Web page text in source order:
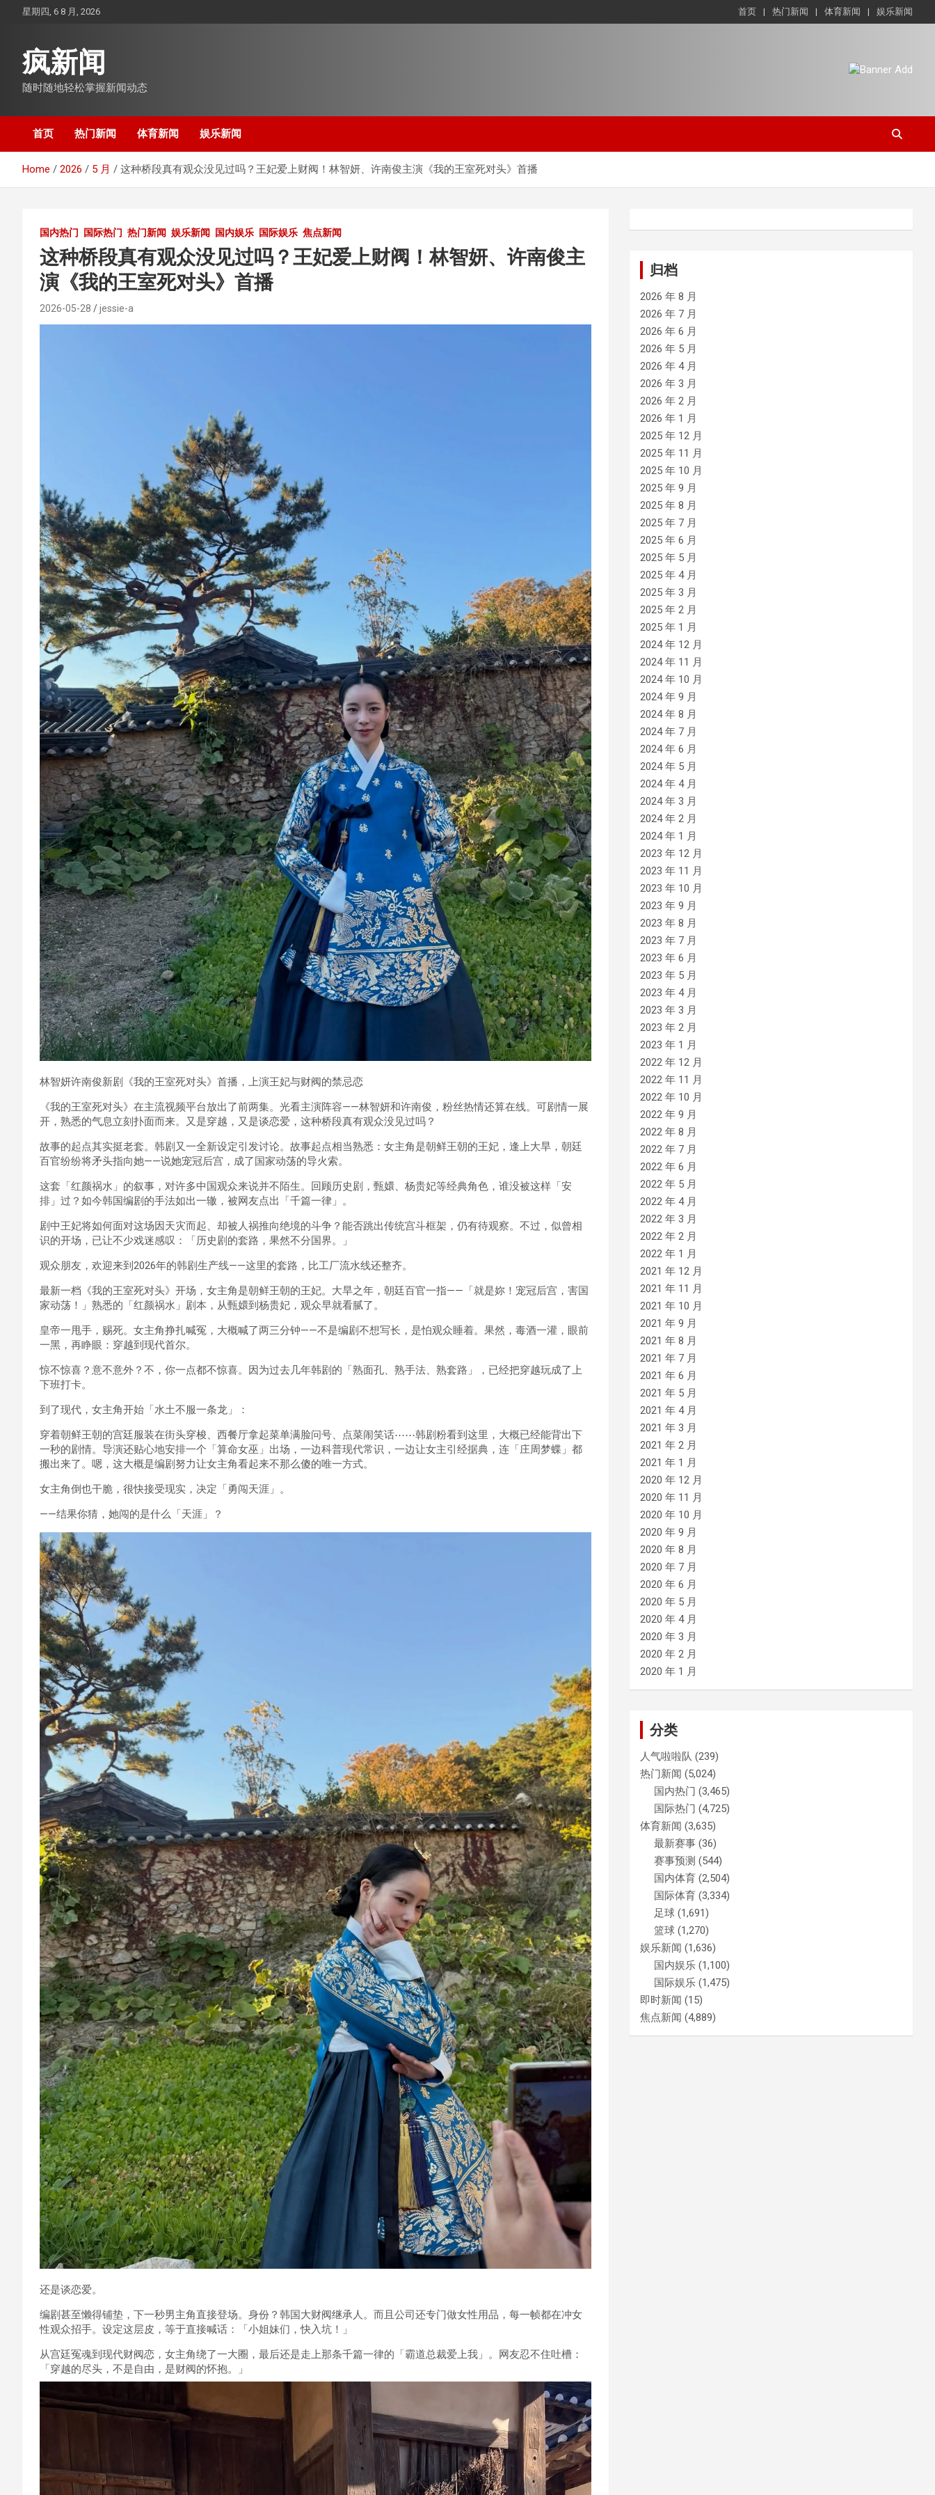
星期四, 6 8 月, 2026 首页 热门新闻 体育新闻 娱乐新闻
疯新闻
随时随地轻松掌握新闻动态
首页 热门新闻 体育新闻 娱乐新闻
Home 2026 5 月 这种桥段真有观众没见过吗？王妃爱上财阀！林智妍、许南俊主演《我的王室死对头》首播
国内热门 国际热门 热门新闻 娱乐新闻 国内娱乐 国际娱乐 焦点新闻
这种桥段真有观众没见过吗？王妃爱上财阀！林智妍、许南俊主
演《我的王室死对头》首播
2026-05-28 jessie-a
林智妍许南俊新剧《我的王室死对头》首播，上演王妃与财阀的禁忌恋
《我的王室死对头》在主流视频平台放出了前两集。光看主演阵容——林智妍和许南俊，粉丝热情还算在线。可剧情一展
开，熟悉的气息立刻扑面而来。又是穿越，又是谈恋爱，这种桥段真有观众没见过吗？
故事的起点其实挺老套。韩剧又一全新设定引发讨论。故事起点相当熟悉：女主角是朝鲜王朝的王妃，逢上大旱，朝廷
百官纷纷将矛头指向她——说她宠冠后宫，成了国家动荡的导火索。
这套「红颜祸水」的叙事，对许多中国观众来说并不陌生。回顾历史剧，甄嬛、杨贵妃等经典角色，谁没被这样「安
排」过？如今韩国编剧的手法如出一辙，被网友点出「千篇一律」。
剧中王妃将如何面对这场因天灾而起、却被人祸推向绝境的斗争？能否跳出传统宫斗框架，仍有待观察。不过，似曾相
识的开场，已让不少戏迷感叹：「历史剧的套路，果然不分国界。」
观众朋友，欢迎来到2026年的韩剧生产线——这里的套路，比工厂流水线还整齐。
最新一档《我的王室死对头》开场，女主角是朝鲜王朝的王妃。大旱之年，朝廷百官一指——「就是妳！宠冠后宫，害国
家动荡！」熟悉的「红颜祸水」剧本，从甄嬛到杨贵妃，观众早就看腻了。
皇帝一甩手，赐死。女主角挣扎喊冤，大概喊了两三分钟——不是编剧不想写长，是怕观众睡着。果然，毒酒一灌，眼前
一黑，再睁眼：穿越到现代首尔。
惊不惊喜？意不意外？不，你一点都不惊喜。因为过去几年韩剧的「熟面孔、熟手法、熟套路」，已经把穿越玩成了上
下班打卡。
到了现代，女主角开始「水土不服一条龙」：
穿着朝鲜王朝的宫廷服装在街头穿梭、西餐厅拿起菜单满脸问号、点菜闹笑话⋯⋯韩剧粉看到这里，大概已经能背出下
一秒的剧情。导演还贴心地安排一个「算命女巫」出场，一边科普现代常识，一边让女主引经据典，连「庄周梦蝶」都
搬出来了。嗯，这大概是编剧努力让女主角看起来不那么傻的唯一方式。
女主角倒也干脆，很快接受现实，决定「勇闯天涯」。
——结果你猜，她闯的是什么「天涯」？
还是谈恋爱。
编剧甚至懒得铺垫，下一秒男主角直接登场。身份？韩国大财阀继承人。而且公司还专门做女性用品，每一帧都在冲女
性观众招手。设定这层皮，等于直接喊话：「小姐妹们，快入坑！」
从宫廷冤魂到现代财阀恋，女主角绕了一大圈，最后还是走上那条千篇一律的「霸道总裁爱上我」。网友忍不住吐槽：
「穿越的尽头，不是自由，是财阀的怀抱。」
归档
2026 年 8 月
2026 年 7 月
2026 年 6 月
2026 年 5 月
2026 年 4 月
2026 年 3 月
2026 年 2 月
2026 年 1 月
2025 年 12 月
2025 年 11 月
2025 年 10 月
2025 年 9 月
2025 年 8 月
2025 年 7 月
2025 年 6 月
2025 年 5 月
2025 年 4 月
2025 年 3 月
2025 年 2 月
2025 年 1 月
2024 年 12 月
2024 年 11 月
2024 年 10 月
2024 年 9 月
2024 年 8 月
2024 年 7 月
2024 年 6 月
2024 年 5 月
2024 年 4 月
2024 年 3 月
2024 年 2 月
2024 年 1 月
2023 年 12 月
2023 年 11 月
2023 年 10 月
2023 年 9 月
2023 年 8 月
2023 年 7 月
2023 年 6 月
2023 年 5 月
2023 年 4 月
2023 年 3 月
2023 年 2 月
2023 年 1 月
2022 年 12 月
2022 年 11 月
2022 年 10 月
2022 年 9 月
2022 年 8 月
2022 年 7 月
2022 年 6 月
2022 年 5 月
2022 年 4 月
2022 年 3 月
2022 年 2 月
2022 年 1 月
2021 年 12 月
2021 年 11 月
2021 年 10 月
2021 年 9 月
2021 年 8 月
2021 年 7 月
2021 年 6 月
2021 年 5 月
2021 年 4 月
2021 年 3 月
2021 年 2 月
2021 年 1 月
2020 年 12 月
2020 年 11 月
2020 年 10 月
2020 年 9 月
2020 年 8 月
2020 年 7 月
2020 年 6 月
2020 年 5 月
2020 年 4 月
2020 年 3 月
2020 年 2 月
2020 年 1 月
分类
人气啦啦队 (239)
热门新闻 (5,024)
国内热门 (3,465)
国际热门 (4,725)
体育新闻 (3,635)
最新赛事 (36)
赛事预测 (544)
国内体育 (2,504)
国际体育 (3,334)
足球 (1,691)
篮球 (1,270)
娱乐新闻 (1,636)
国内娱乐 (1,100)
国际娱乐 (1,475)
即时新闻 (15)
焦点新闻 (4,889)